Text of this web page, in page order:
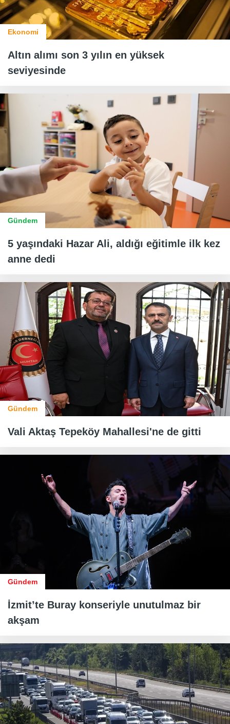
Ekonomi
Altın alımı son 3 yılın en yüksek
seviyesinde
Gündem
5 yaşındaki Hazar Ali, aldığı eğitimle ilk kez
anne dedi
Gündem
Vali Aktaş Tepeköy Mahallesi'ne de gitti
Gündem
İzmit’te Buray konseriyle unutulmaz bir
akşam